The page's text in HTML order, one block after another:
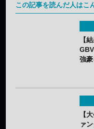
この記事を読んだ人はこ
【
強
【
ァ